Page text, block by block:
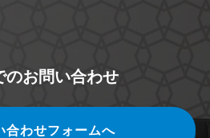
のお問い合わせ
合わせフォームへ